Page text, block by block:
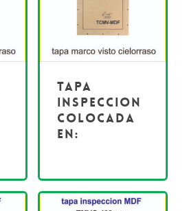
Tapa
inspeccion
colocada
en: